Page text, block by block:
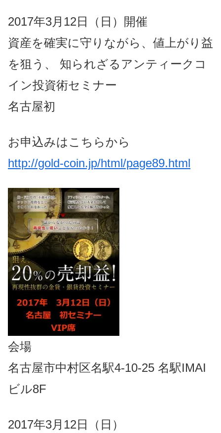
2017年3月12日（日）開催
資産を確実に守りながら、値上がり益
を狙う、 知られざるアンティークコ
イン投資術セミナー
名古屋初
お申込みはこちらから
http://gold-coin.jp/html/page89.html
会場
名古屋市中村区名駅4-10-25 名駅IMAI
ビル8F
2017年3月12日（日）